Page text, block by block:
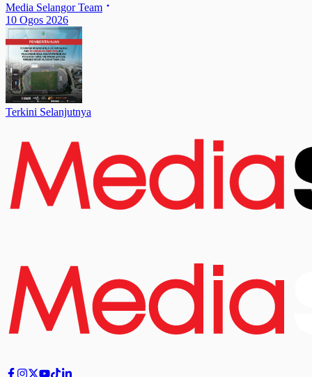
Media Selangor Team
10 Ogos 2026
Terkini Selanjutnya